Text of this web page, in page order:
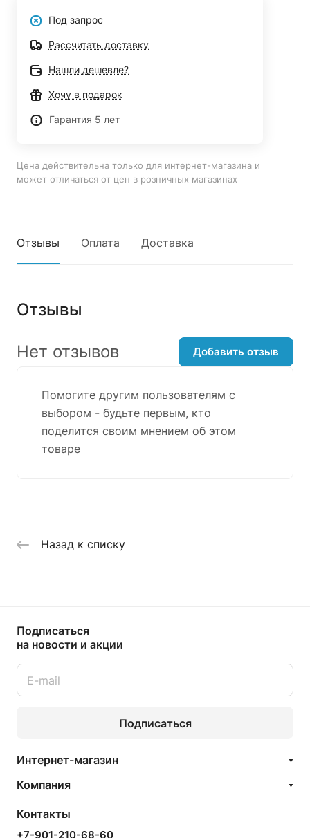
Под запрос
Рассчитать доставку
Нашли дешевле?
Хочу в подарок
Гарантия 5 лет
Цена действительна только для интернет-магазина и
может отличаться от цен в розничных магазинах
Отзывы Оплата Доставка
Отзывы
Помогите другим пользователям с
выбором - будьте первым, кто
поделится своим мнением об этом
товаре
Нет отзывов Добавить отзыв
Назад к списку
Подписаться
на новости и акции
Подписаться
Интернет-магазин
Компания
Контакты
+7-901-210-68-60